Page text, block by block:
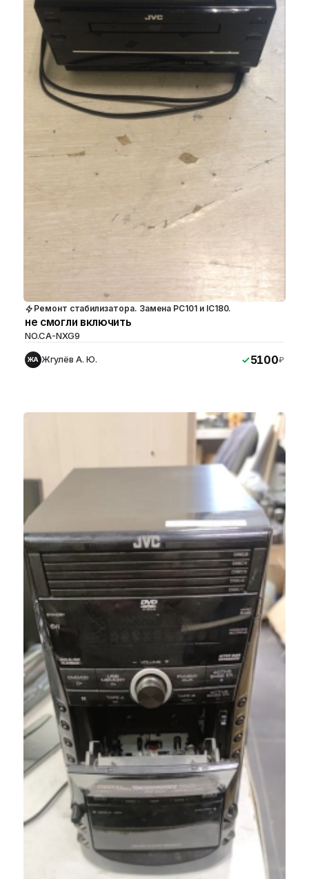
Ремонт стабилизатора. Замена PC101 и IC180.
не смогли включить
NO.CA-NXG9
ЖА Жгулёв А. Ю. 5100₽